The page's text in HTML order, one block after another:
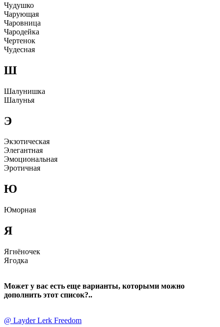
Чyдyшко
Чаpyющая
Чаpовница
Чаpодейка
Чеpтенок
Чyдесная
Ш
Шалyнишка
Шалyнья
Э
Экзотическая
Элегантная
Эмоциональная
Эpотичная
Ю
Юморная
Я
Ягнёночек
Ягодка
Может у вас есть еще варианты, которыми можно
дополнить этот список?..
@ Layder Lerk Freedom